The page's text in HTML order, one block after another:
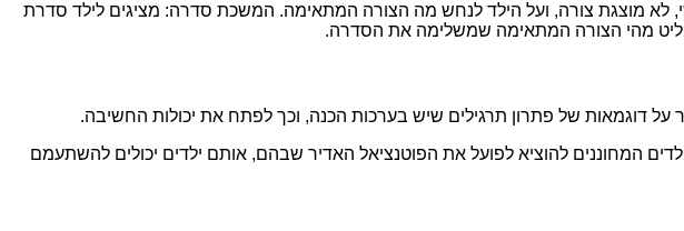
לא מוצגת צורה, ועל הילד לנחש מה הצורה המתאימה. המשכת סדרה: מציגים לילד סדרת
מהי הצורה המתאימה שמשלימה את הסדרה.
דוגמאות של פתרון תרגילים שיש בערכות הכנה, וכך לפתח את יכולות החשיבה.
המחוננים להוציא לפועל את הפוטנציאל האדיר שבהם, אותם ילדים יכולים להשתעמם